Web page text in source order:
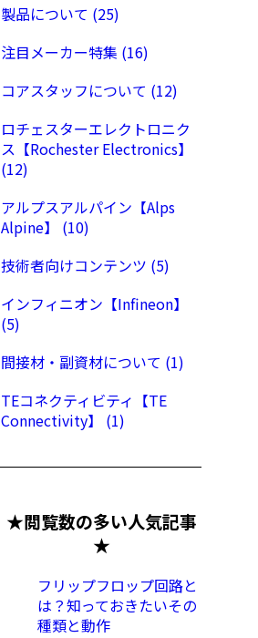
製品について (25)
注目メーカー特集 (16)
コアスタッフについて (12)
ロチェスターエレクトロニク
ス【Rochester Electronics】
(12)
アルプスアルパイン【Alps
Alpine】 (10)
技術者向けコンテンツ (5)
インフィニオン【Infineon】
(5)
間接材・副資材について (1)
TEコネクティビティ【TE
Connectivity】 (1)
★閲覧数の多い人気記事
★
フリップフロップ回路と
は？知っておきたいその
種類と動作